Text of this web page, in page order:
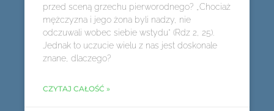
przed sceną grzechu pierworodnego? „Chociaż
mężczyzna i jego żona byli nadzy, nie
odczuwali wobec siebie wstydu” (Rdz 2, 25).
Jednak to uczucie wielu z nas jest doskonale
znane, dlaczego?
CZYTAJ CAŁOŚĆ »